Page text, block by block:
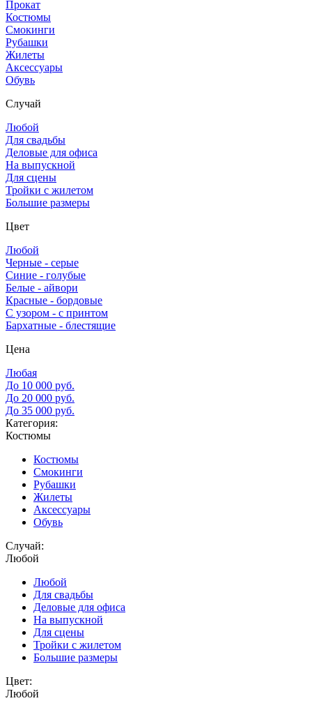
Прокат
Костюмы
Смокинги
Рубашки
Жилеты
Аксессуары
Обувь
Случай
Любой
Для свадьбы
Деловые для офиса
На выпускной
Для сцены
Тройки с жилетом
Большие размеры
Цвет
Любой
Черные - серые
Синие - голубые
Белые - айвори
Красные - бордовые
С узором - с принтом
Бархатные - блестящие
Цена
Любая
До 10 000 руб.
До 20 000 руб.
До 35 000 руб.
Категория:
Костюмы
Костюмы
Смокинги
Рубашки
Жилеты
Аксессуары
Обувь
Случай:
Любой
Любой
Для свадьбы
Деловые для офиса
На выпускной
Для сцены
Тройки с жилетом
Большие размеры
Цвет:
Любой